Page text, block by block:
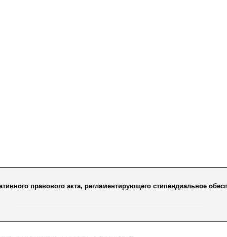
правового акта, регламентирующего стипендиальное